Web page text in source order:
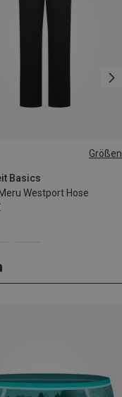
Größen
Basics
Westport Hose
152